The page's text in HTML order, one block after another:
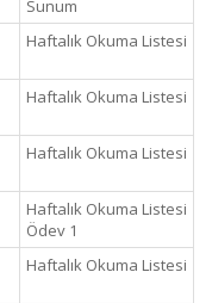
Sunum
Haftalık Okuma Listesi
Haftalık Okuma Listesi
Haftalık Okuma Listesi
Haftalık Okuma Listesi
Ödev 1
Haftalık Okuma Listesi